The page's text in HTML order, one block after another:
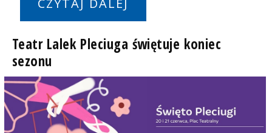
CZYTAJ DALEJ
Teatr Lalek Pleciuga świętuje koniec
sezonu